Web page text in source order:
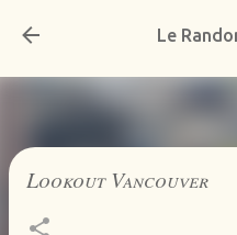
Accéder au
Le
Lookout Vancouver